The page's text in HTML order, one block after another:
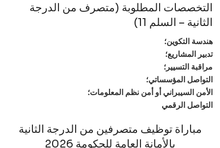
التخصصات المطلوبة (متصرف من الدرجة
الثانية – السلم 11)
هندسة التكوين؛
تدبير المشاريع؛
مراقبة التسيير؛
التواصل المؤسساتي؛
الأمن السيبراني أو أمن نظم المعلومات؛
التواصل الرقمي
مباراة توظيف متصرفين من الدرجة الثانية
بالأمانة العامة للحكومة 2026